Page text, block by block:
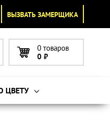
ВЫЗВАТЬ ЗАМЕРЩИКА
0 товаров
0 ₽
ЦВЕТУ